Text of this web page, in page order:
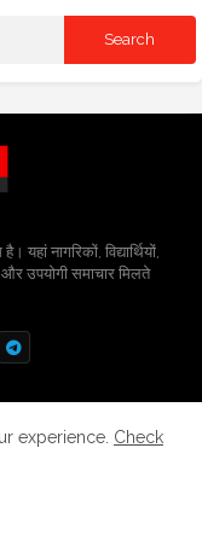
नागरिकों, विद्यार्थियों,
और उपयोगी समाचार मिलते
Privacy Policy
experience. Check